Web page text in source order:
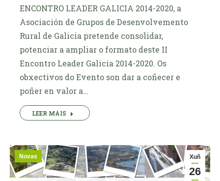
ENCONTRO LEADER GALICIA 2014-2020, a
Asociación de Grupos de Desenvolvemento
Rural de Galicia pretende consolidar,
potenciar a ampliar o formato deste II
Encontro Leader Galicia 2014-2020. Os
obxectivos do Evento son dar a coñecer e
poñer en valor a…
LEER MÁIS
Xuñ
26
Novas